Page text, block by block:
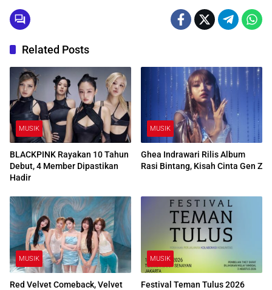
Related Posts
MUSIK
BLACKPINK Rayakan 10 Tahun
Debut, 4 Member Dipastikan
Hadir
MUSIK
Ghea Indrawari Rilis Album
Rasi Bintang, Kisah Cinta Gen Z
MUSIK
Red Velvet Comeback, Velvet
MUSIK
Festival Teman Tulus 2026